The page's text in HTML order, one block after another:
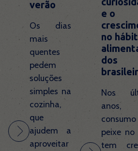
verão
Os dias
mais
quentes
pedem
soluções
simples na
cozinha,
que
ajudem a
aproveitar
e o
no
dos
Nos
peixe no
tem